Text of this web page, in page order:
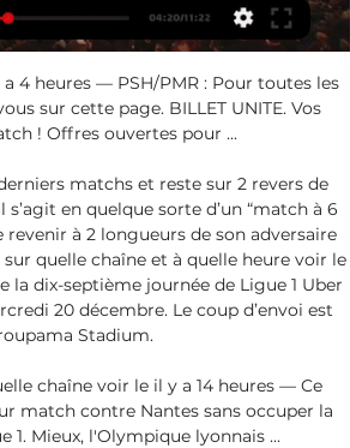
4 heures — PSH/PMR : Pour toutes les
sur cette page. BILLET UNITE. Vos
! Offres ouvertes pour ...
matchs et reste sur 2 revers de
en quelque sorte d’un “match à 6
à 2 longueurs de son adversaire
quelle chaîne et à quelle heure voir le
la dix-septième journée de Ligue 1 Uber
20 décembre. Le coup d’envoi est
Stadium.
chaîne voir le il y a 14 heures — Ce
match contre Nantes sans occuper la
Mieux, l'Olympique lyonnais ...